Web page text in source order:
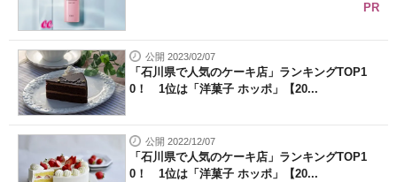
PR
公開 2023/02/07
「石川県で人気のケーキ店」ランキングTOP1
0！ 1位は「洋菓子 ホッポ」【20...
公開 2022/12/07
「石川県で人気のケーキ店」ランキングTOP1
0！ 1位は「洋菓子 ホッポ」【20...